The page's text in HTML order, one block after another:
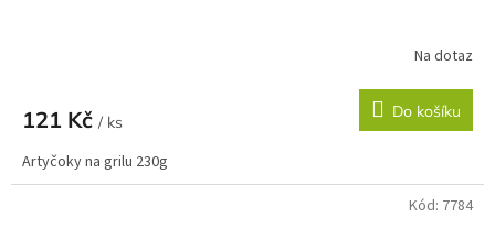
Na dotaz
121 Kč / ks
Do košíku
Artyčoky na grilu 230g
Kód: 7784